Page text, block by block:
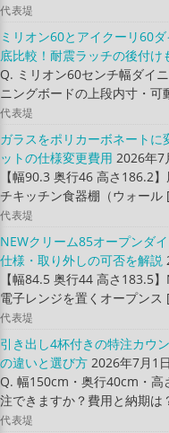
代表堤
ミリオン60とアイクーリ60
底比較！耐震ラッチの後付け
Q. ミリオン60センチ幅ダイ
ニングボードの上段内寸・
代表堤
ガラスをポリカーボネート
ットの仕様変更費用 2026年7
【幅90.3 奥行46 高さ186.2
チキッチン食器棚（ウォー
代表堤
NEWクリーム85オープンダ
仕様・取り外しの可否を解説
【幅84.5 奥行44 高さ183.5
電子レンジを置くオープン
代表堤
引き出し4杯付きの特注カウ
の違いと選び方 2026年7月1日
Q. 幅150cm・奥行40cm・高
注できますか？費用と納期
代表堤